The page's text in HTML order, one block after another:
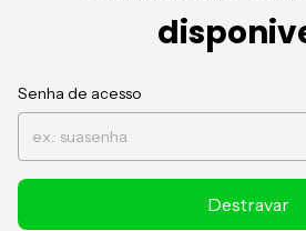
Senha de acesso
Destravar